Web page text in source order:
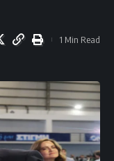
1 Min Read